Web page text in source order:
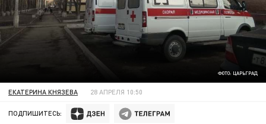
ФОТО: ЦАРЬГРАД
ЕКАТЕРИНА КНЯЗЕВА 28 АПРЕЛЯ 10:50
ПОДПИШИТЕСЬ: